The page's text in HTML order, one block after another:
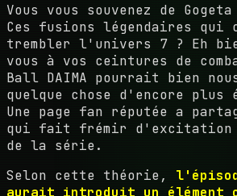
Vous vous souvenez de
Ces fusions légendaires
trembler l'univers 7 ? Eh
vous à vos ceintures de
Ball DAIMA pourrait bien
quelque chose d'encore plus
Une page fan réputée a
qui fait frémir d'excitation
de la série.
Selon cette théorie,
aurait introduit un élément